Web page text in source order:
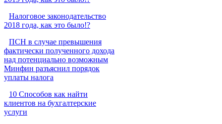
Налоговое законодательство
2018 года, как это было!?
ПСН в случае превышения
фактически полученного дохода
над потенциально возможным
Минфин разъяснил порядок
уплаты налога
10 Способов как найти
клиентов на бухгалтерские
услуги